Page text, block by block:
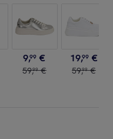
9,99 €
59,99 €
19,99 €
59,99 €